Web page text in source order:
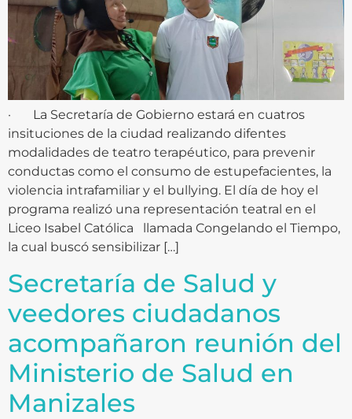
· La Secretaría de Gobierno estará en cuatros
insituciones de la ciudad realizando difentes
modalidades de teatro terapéutico, para prevenir
conductas como el consumo de estupefacientes, la
violencia intrafamiliar y el bullying. El día de hoy el
programa realizó una representación teatral en el
Liceo Isabel Católica llamada Congelando el Tiempo,
la cual buscó sensibilizar […]
Secretaría de Salud y
veedores ciudadanos
acompañaron reunión del
Ministerio de Salud en
Manizales